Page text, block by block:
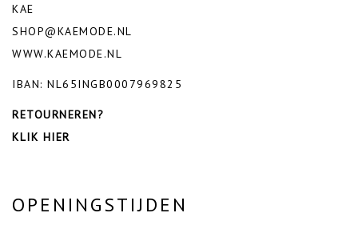
KAE
SHOP@KAEMODE.NL
WWW.KAEMODE.NL
IBAN: NL65INGB0007969825
RETOURNEREN?
KLIK HIER
OPENINGSTIJDEN